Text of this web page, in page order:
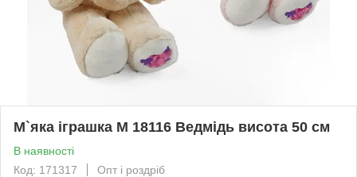
М`яка іграшка M 18116 Ведмідь висота 50 см
В наявності
Код: 171317
Опт і роздріб